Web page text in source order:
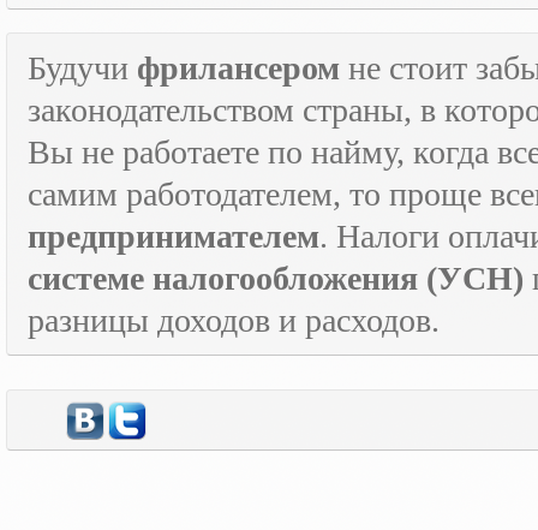
Будучи фрилансером не стоит
законодательством страны, в
Вы не работаете по найму, когда
самим работодателем, то проще
предпринимателем. Налоги
системе налогообложения (УСН)
разницы доходов и расходов.